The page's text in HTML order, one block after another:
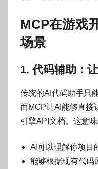
MCP在游戏
场景
1. 代码辅助：
传统的AI代码助手只
而MCP让AI能够直接
引擎API文档。这意味
AI可以理解你项目
能够根据现有代码